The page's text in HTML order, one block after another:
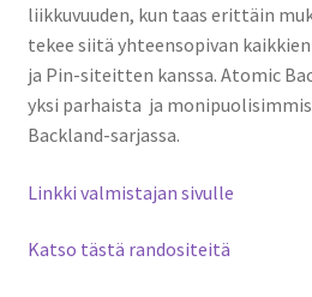
liikkuvuuden, kun taas erittäin
tekee siitä yhteensopivan
ja Pin-siteitten kanssa. Atomic
yksi parhaista ja
Backland-sarjassa.
Linkki valmistajan sivulle
Katso tästä randositeitä